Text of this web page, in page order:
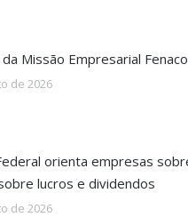
Missão Empresarial
de 2026
orienta empresas
lucros e dividendos
de 2026